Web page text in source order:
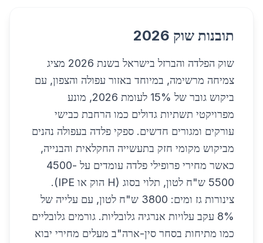
תובנות שוק 2026
שוק הפלדה והברזל בישראל בשנת 2026 מציג
צמיחה מרשימה, במיוחד באזור עפולה והצפון, עם
ביקוש גובר של 15% לעומת 2026, מונע
מפרויקטי תשתיות גדולים כמו הרחבת כבישי
עורקים ומגורים חדשים. ספקי פלדה בעפולה נהנים
מביקוש מקומי חזק בתעשייה החקלאית והבנייה,
כאשר מחירי פרופילי פלדה עומדים על 4500-
5500 ש"ח לטון, תלוי בסוג (H הוק או IPE).
צינורות גז ומים: 3800 ש"ח לטון, עם עלייה של
8% עקב עלויות אנרגיה גלובליות. גורמים גלובליים
כמו מתיחות בסחר סין-ארה"ב מעלים מחירי יבוא